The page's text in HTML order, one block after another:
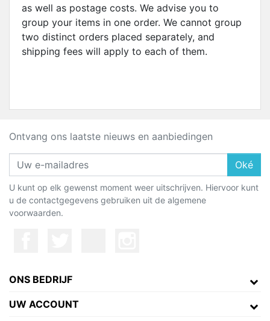
as well as postage costs. We advise you to
group your items in one order. We cannot group
two distinct orders placed separately, and
shipping fees will apply to each of them.
Ontvang ons laatste nieuws en aanbiedingen
Oké
U kunt op elk gewenst moment weer uitschrijven. Hiervoor kunt
u de contactgegevens gebruiken uit de algemene
voorwaarden.
ONS BEDRIJF
UW ACCOUNT